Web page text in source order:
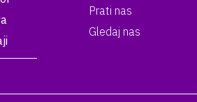
Prati nas
Gledaj nas